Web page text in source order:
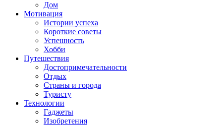
Дом
Мотивация
Истории успеха
Короткие советы
Успешность
Хобби
Путешествия
Достопримечательности
Отдых
Страны и города
Туристу
Технологии
Гаджеты
Изобретения